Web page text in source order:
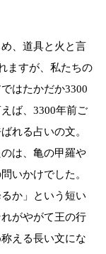
、道具と火と言
ますが、私たちの
はたかだか3300
ば、3300年前ご
れる占いの文。
は、亀の甲羅や
いかけでした。
か」という短い
がやがて王の行
える長い文にな